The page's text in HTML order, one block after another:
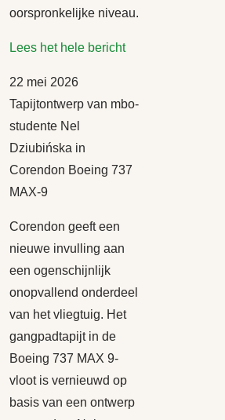
oorspronkelijke niveau.
Lees het hele bericht
22 mei 2026
Tapijtontwerp van mbo-
studente Nel
Dziubińska in
Corendon Boeing 737
MAX-9
Corendon geeft een
nieuwe invulling aan
een ogenschijnlijk
onopvallend onderdeel
van het vliegtuig. Het
gangpadtapijt in de
Boeing 737 MAX 9-
vloot is vernieuwd op
basis van een ontwerp